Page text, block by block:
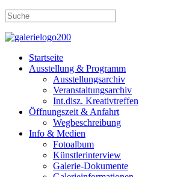
Startseite
Ausstellung & Programm
Ausstellungsarchiv
Veranstaltungsarchiv
Int.disz. Kreativtreffen
Öffnungszeit & Anfahrt
Wegbeschreibung
Info & Medien
Fotoalbum
Künstlerinterview
Galerie-Dokumente